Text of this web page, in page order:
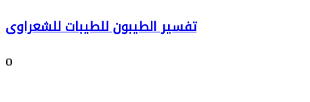
تفسير الطيبون للطيبات للشعراوى
0